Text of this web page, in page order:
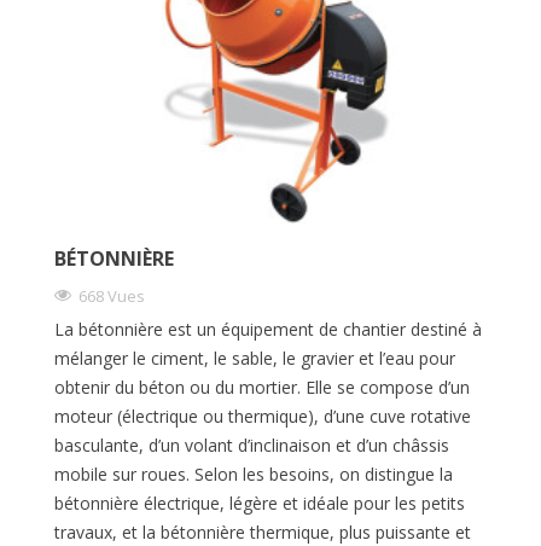
BÉTONNIÈRE
668 Vues
La bétonnière est un équipement de chantier destiné à
mélanger le ciment, le sable, le gravier et l’eau pour
obtenir du béton ou du mortier. Elle se compose d’un
moteur (électrique ou thermique), d’une cuve rotative
basculante, d’un volant d’inclinaison et d’un châssis
mobile sur roues. Selon les besoins, on distingue la
bétonnière électrique, légère et idéale pour les petits
travaux, et la bétonnière thermique, plus puissante et